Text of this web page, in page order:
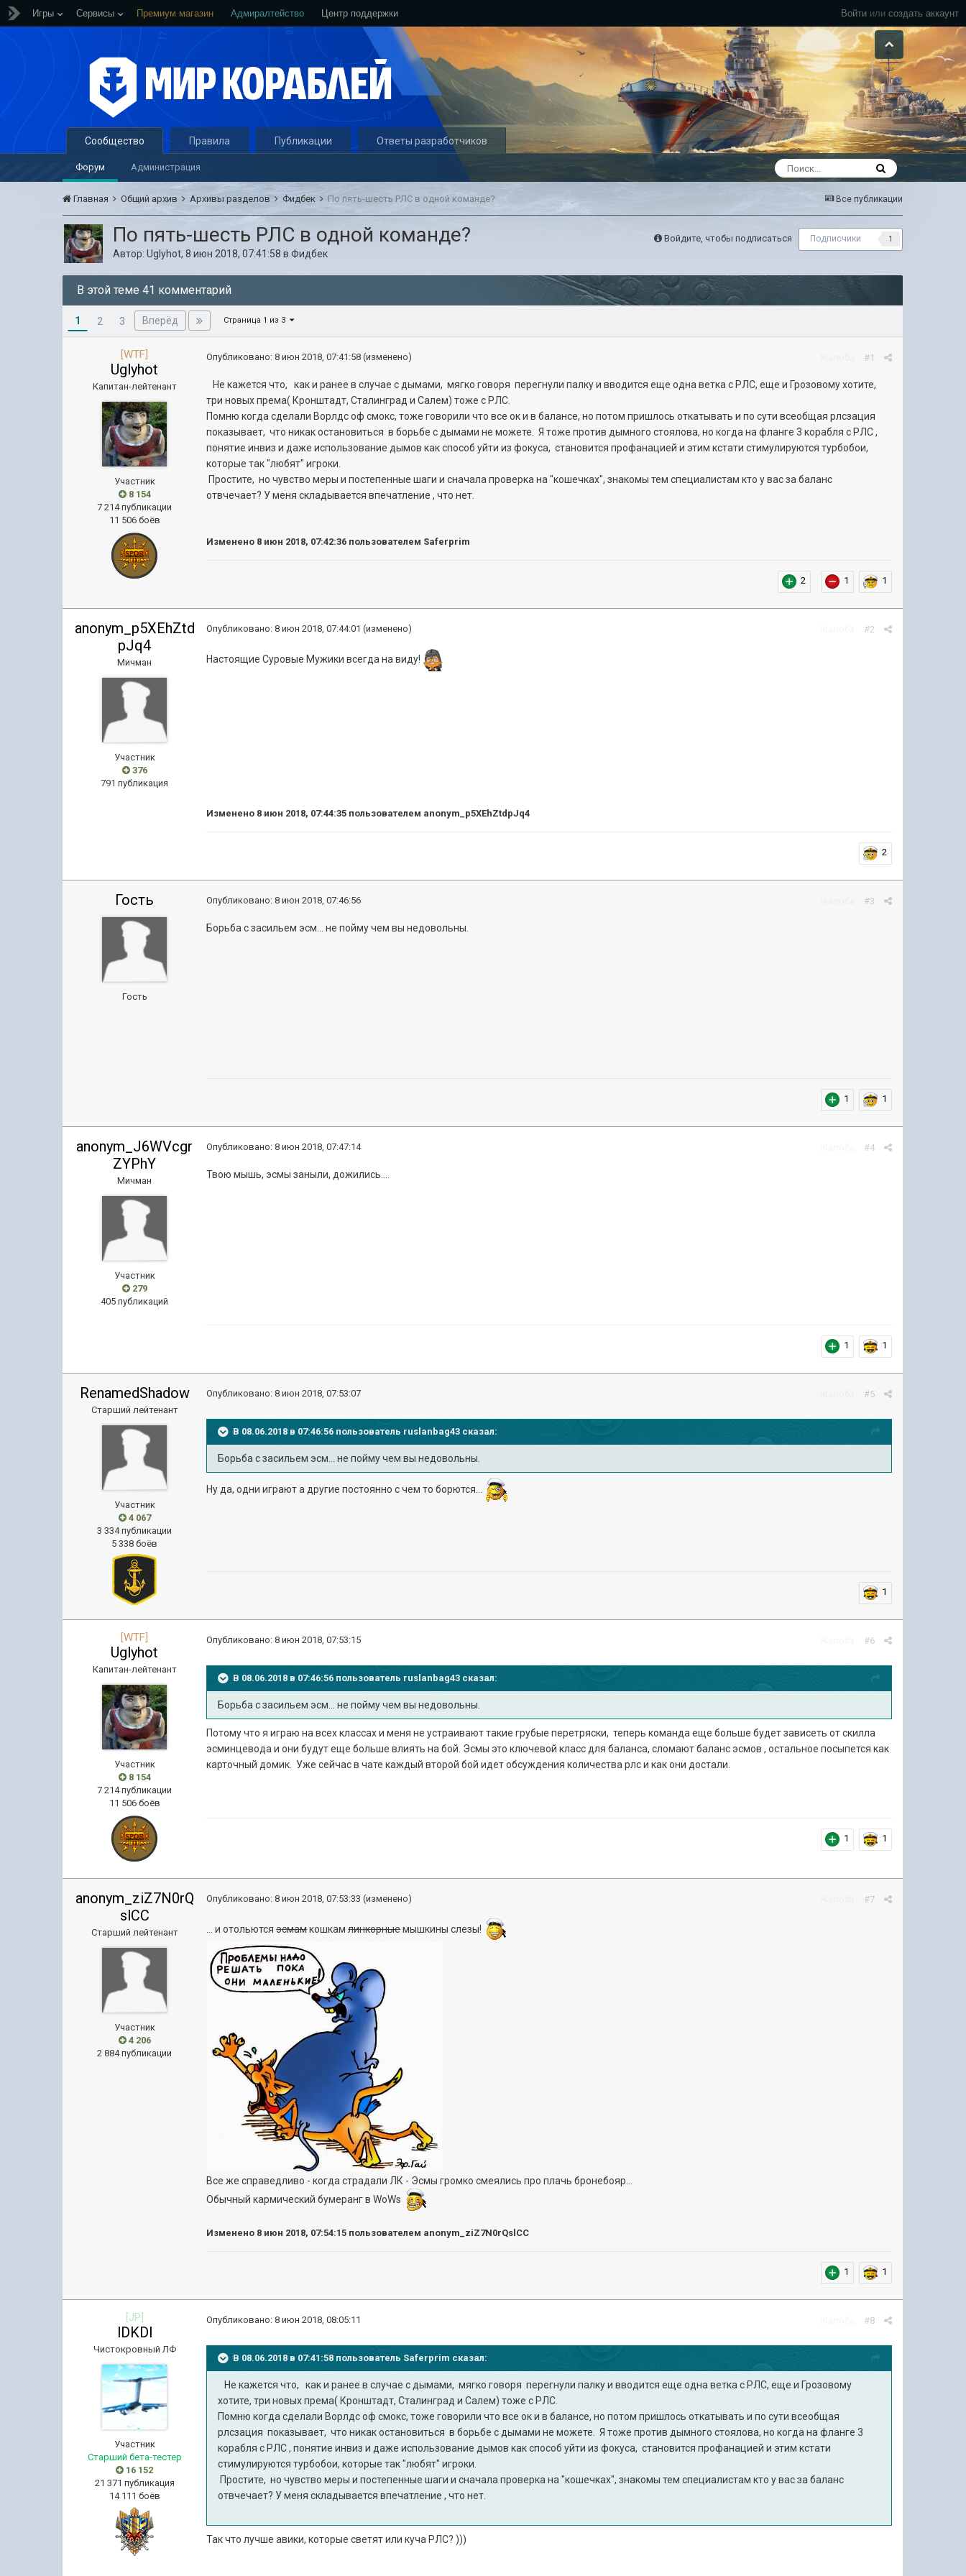
Войти или создать аккаунт
Игры Сервисы Премиум магазин Адмиралтейство Центр поддержки
Сообщество
Форум Администрация
Правила Публикации Ответы разработчиков
Все публикации
Главная Общий архив Архивы разделов Фидбек По пять-шесть РЛС в одной команде?
Войдите, чтобы подписаться Подписчики 1
По пять-шесть РЛС в одной команде?
Автор:Uglyhot,8 июн 2018, 07:41:58 вФидбек
В этой теме 41 комментарий
1 2 3 Вперёд Страница 1 из 3
[WTF]
Uglyhot
Капитан-лейтенант
Участник
8 154
7 214 публикации
11 506 боёв
#1
Опубликовано:8 июн 2018, 07:41:58 (изменено)
Не кажется что, как и ранее в случае с дымами, мягко говоря перегнули палку и вводится еще одна ветка с РЛС, еще и Грозовому хотите,
три новых према( Кронштадт, Сталинград и Салем) тоже с РЛС.
Помню когда сделали Ворлдс оф смокс, тоже говорили что все ок и в балансе, но потом пришлось откатывать и по сути всеобщая рлсзация
показывает, что никак остановиться в борьбе с дымами не можете. Я тоже против дымного стоялова, но когда на фланге 3 корабля с РЛС ,
понятие инвиз и даже использование дымов как способ уйти из фокуса, становится профанацией и этим кстати стимулируются турбобои,
которые так "любят" игроки.
Простите, но чувство меры и постепенные шаги и сначала проверка на "кошечках", знакомы тем специалистам кто у вас за баланс
отвчечает? У меня складывается впечатление , что нет.
Изменено 8 июн 2018, 07:42:36 пользователем Saferprim
2 1 1
anonym_p5XEhZtd
pJq4
Мичман
Участник
376
791 публикация
#2
Опубликовано:8 июн 2018, 07:44:01 (изменено)
Настоящие Суровые Мужики всегда на виду!
Изменено 8 июн 2018, 07:44:35 пользователем anonym_p5XEhZtdpJq4
2
Гость
Гость
#3
Опубликовано:8 июн 2018, 07:46:56
Борьба с засильем эсм... не пойму чем вы недовольны.
1 1
anonym_J6WVcgr
ZYPhY
Мичман
Участник
279
405 публикаций
#4
Опубликовано:8 июн 2018, 07:47:14
Твою мышь, эсмы заныли, дожились....
1 1
RenamedShadow
Старший лейтенант
Участник
4 067
3 334 публикации
5 338 боёв
#5
Опубликовано:8 июн 2018, 07:53:07
В 08.06.2018 в 07:46:56 пользователь ruslanbag43 сказал:
Борьба с засильем эсм... не пойму чем вы недовольны.
Ну да, одни играют а другие постоянно с чем то борются...
1
[WTF]
Uglyhot
Капитан-лейтенант
Участник
8 154
7 214 публикации
11 506 боёв
#6
Опубликовано:8 июн 2018, 07:53:15
В 08.06.2018 в 07:46:56 пользователь ruslanbag43 сказал:
Борьба с засильем эсм... не пойму чем вы недовольны.
Потому что я играю на всех классах и меня не устраивают такие грубые перетряски, теперь команда еще больше будет зависеть от скилла
эсминцевода и они будут еще больше влиять на бой. Эсмы это ключевой класс для баланса, сломают баланс эсмов , остальное посыпется как
карточный домик. Уже сейчас в чате каждый второй бой идет обсуждения количества рлс и как они достали.
1 1
anonym_ziZ7N0rQ
slCC
Старший лейтенант
Участник
4 206
2 884 публикации
#7
Опубликовано:8 июн 2018, 07:53:33 (изменено)
... и отольютсяэсмамкошкамлинкорныемышкины слезы!
Все же справедливо - когда страдали ЛК - Эсмы громко смеялись про плачь бронебояр...
Обычный кармический бумеранг в WoWs
Изменено 8 июн 2018, 07:54:15 пользователем anonym_ziZ7N0rQslCC
1 1
[JP]
lDKDl
Чистокровный ЛФ
Участник
Старший бета-тестер
16 152
21 371 публикация
14 111 боёв
#8
Опубликовано:8 июн 2018, 08:05:11
В 08.06.2018 в 07:41:58 пользователь Saferprim сказал:
Не кажется что, как и ранее в случае с дымами, мягко говоря перегнули палку и вводится еще одна ветка с РЛС, еще и Грозовому
хотите, три новых према( Кронштадт, Сталинград и Салем) тоже с РЛС.
Помню когда сделали Ворлдс оф смокс, тоже говорили что все ок и в балансе, но потом пришлось откатывать и по сути всеобщая
рлсзация показывает, что никак остановиться в борьбе с дымами не можете. Я тоже против дымного стоялова, но когда на фланге 3
корабля с РЛС , понятие инвиз и даже использование дымов как способ уйти из фокуса, становится профанацией и этим кстати
стимулируются турбобои, которые так "любят" игроки.
Простите, но чувство меры и постепенные шаги и сначала проверка на "кошечках", знакомы тем специалистам кто у вас за баланс
отвчечает? У меня складывается впечатление , что нет.
Так что лучше авики, которые светят или куча РЛС? )))